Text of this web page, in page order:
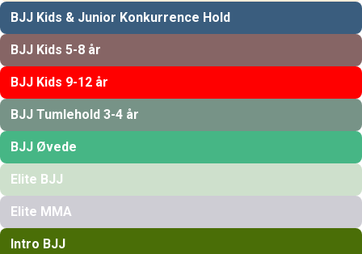
BJJ Kids & Junior Konkurrence Hold
BJJ Kids 5-8 år
BJJ Kids 9-12 år
BJJ Tumlehold 3-4 år
BJJ Øvede
Elite BJJ
Elite MMA
Intro BJJ